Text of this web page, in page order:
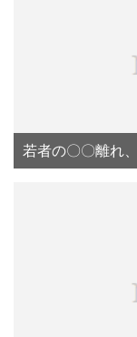
若者の〇〇離れ